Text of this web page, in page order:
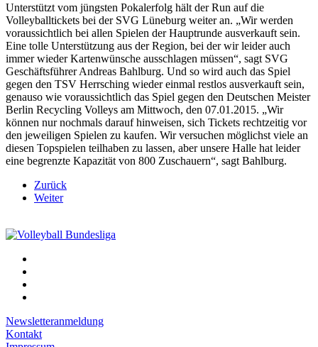
Unterstützt vom jüngsten Pokalerfolg hält der Run auf die
Volleyballtickets bei der SVG Lüneburg weiter an. „Wir werden
voraussichtlich bei allen Spielen der Hauptrunde ausverkauft sein.
Eine tolle Unterstützung aus der Region, bei der wir leider auch
immer wieder Kartenwünsche ausschlagen müssen“, sagt SVG
Geschäftsführer Andreas Bahlburg. Und so wird auch das Spiel
gegen den TSV Herrsching wieder einmal restlos ausverkauft sein,
genauso wie voraussichtlich das Spiel gegen den Deutschen Meister
Berlin Recycling Volleys am Mittwoch, den 07.01.2015. „Wir
können nur nochmals darauf hinweisen, sich Tickets rechtzeitig vor
den jeweiligen Spielen zu kaufen. Wir versuchen möglichst viele an
diesen Topspielen teilhaben zu lassen, aber unsere Halle hat leider
eine begrenzte Kapazität von 800 Zuschauern“, sagt Bahlburg.
Zurück
Weiter
Newsletteranmeldung
Kontakt